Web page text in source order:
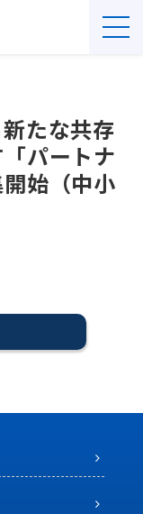
たな共存
パートナ
始（中小